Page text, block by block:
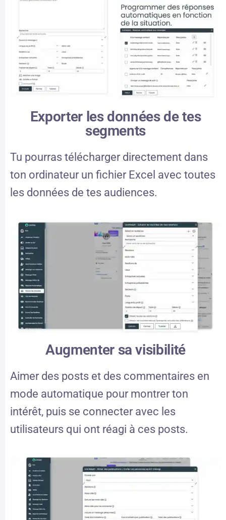
Exporter les données de tes
segments
Tu pourras télécharger directement dans
ton ordinateur un fichier Excel avec toutes
les données de tes audiences.
Augmenter sa visibilité
Aimer des posts et des commentaires en
mode automatique pour montrer ton
intérêt, puis se connecter avec les
utilisateurs qui ont réagi à ces posts.